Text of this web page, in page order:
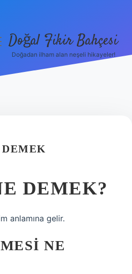
Doğal Fikir Bahçesi
Doğadan ilham alan neşeli hikayeler!
DEMEK?
anlamına gelir.
NE